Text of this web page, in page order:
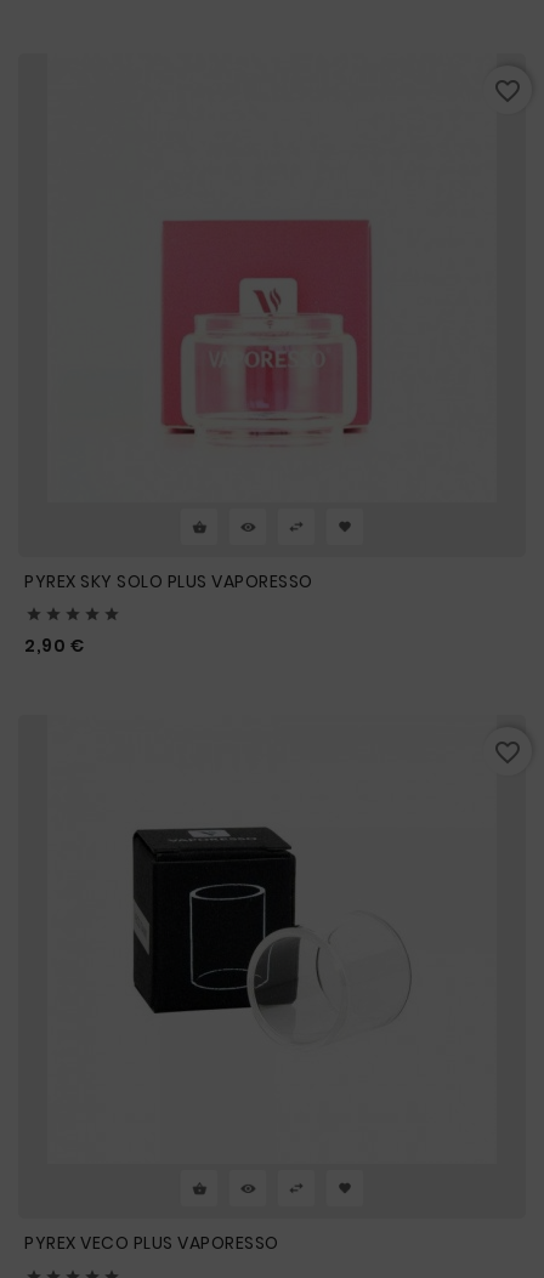
PYREX SKY SOLO PLUS VAPORESSO
    
2,90 €
favorite_border
PYREX VECO PLUS VAPORESSO
favorite_border